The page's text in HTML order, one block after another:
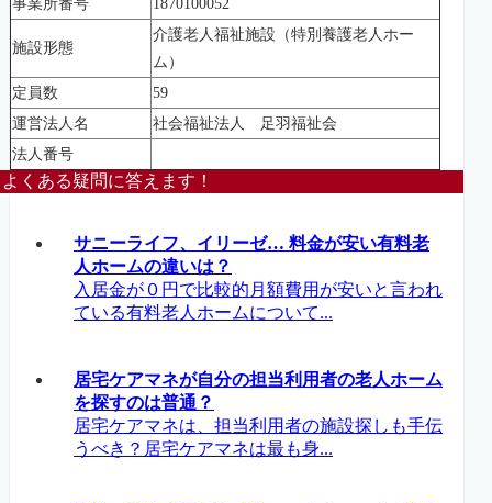
事業所番号 1870100052
施設形態
介護老人福祉施設（特別養護老人ホー
ム）
定員数
59
運営法人名
社会福祉法人 足羽福祉会
法人番号
よくある疑問に答えます！
サニーライフ、イリーゼ… 料金が安い有料老
人ホームの違いは？
入居金が０円で比較的月額費用が安いと言われ
ている有料老人ホームについて...
居宅ケアマネが自分の担当利用者の老人ホーム
を探すのは普通？
居宅ケアマネは、担当利用者の施設探しも手伝
うべき？居宅ケアマネは最も身...